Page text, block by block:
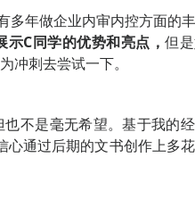
年做企业内审内控方面的
示C同学的优势和亮点，但
冲刺去尝试一下。
不是毫无希望。基于我的经
心通过后期的文书创作上多